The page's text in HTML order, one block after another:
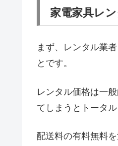
家電家具レ
まず、レンタル業
とです。
レンタル価格は一
てしまうとトータ
配送料の有料無料